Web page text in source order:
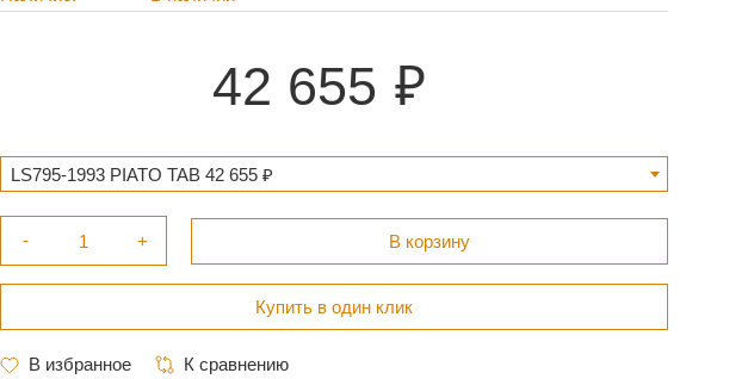
42 655
LS795-1993 PIATO TAB 42 655 ₽